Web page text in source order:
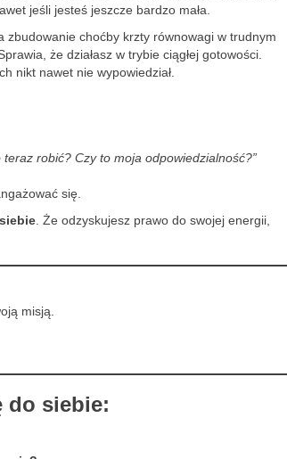
jeśli jesteś jeszcze bardzo mała.
zbudowanie choćby krzty równowagi w trudnym
że działasz w trybie ciągłej gotowości.
nikt nawet nie wypowiedział.
teraz robić? Czy to moja odpowiedzialność?”
się.
. Że odzyskujesz prawo do swojej energii,
misją.
do siebie: